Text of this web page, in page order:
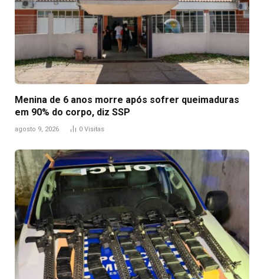
Menina de 6 anos morre após sofrer queimaduras
em 90% do corpo, diz SSP
agosto 9, 2026 0 Visitas